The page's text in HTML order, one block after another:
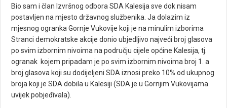
Bio sam i član Izvršnog odbora SDA Kalesija sve dok nisam
postavljen na mjesto državnog službenika. Ja dolazim iz
mjesnog ogranka Gornje Vukovije koji je na minulim izborima
Stranci demokratske akcije donio ubjedljivo najveći broj glasova
po svim izbornim nivoima na području cijele općine Kalesija, tj.
ogranak kojem pripadam je po svim izbornim nivoima broj 1. a
broj glasova koji su dodijeljeni SDA iznosi preko 10% od ukupnog
broja koji je SDA dobila u Kalesiji (SDA je u Gornjim Vukovijama
uvijek pobjeđivala).